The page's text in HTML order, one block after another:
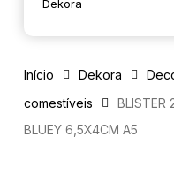
Dekora
Início Dekora
comestíveis
BLISTER
BLUEY 6,5X4CM A5